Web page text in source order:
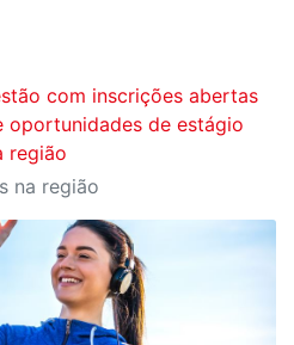
com inscrições abertas
oportunidades de estágio
região
na região